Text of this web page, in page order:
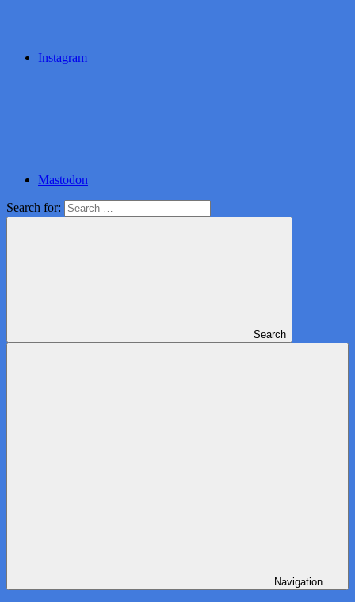
Instagram
Mastodon
Search for:
Search
Navigation